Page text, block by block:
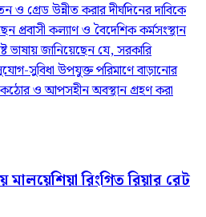
ও গ্রেড উন্নীত করার দীর্ঘদিনের দাবিকে
প্রবাসী কল্যাণ ও বৈদেশিক কর্মসংস্থান
ভাষায় জানিয়েছেন যে, সরকারি
সুবিধা উপযুক্ত পরিমাণে বাড়ানোর
কঠোর ও আপসহীন অবস্থান গ্রহণ করা
রিংগিত রিয়ার রেট